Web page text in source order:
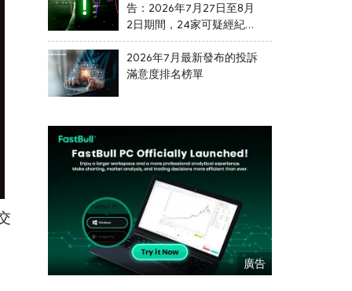
告：2026年7月27日至8月
2日期間，24家可疑經紀商
被列入黑名單
2026年7月最新發布的投訴
滿意度排名榜單